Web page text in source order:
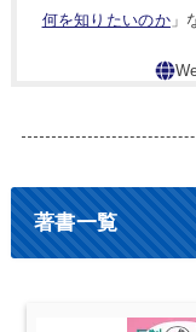
何を知りたいのか」
著書一覧